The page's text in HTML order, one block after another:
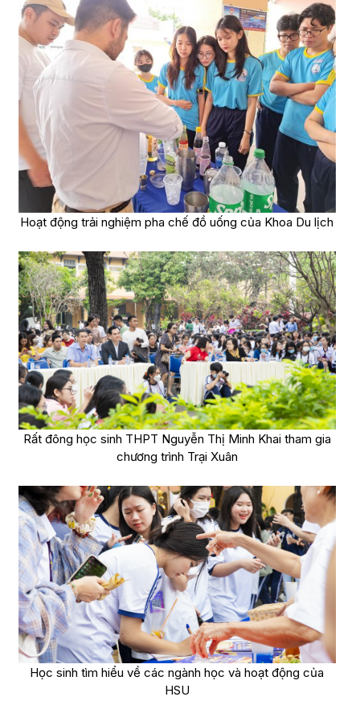
Hoạt động trải nghiệm pha chế đồ uống của Khoa Du lịch
Rất đông học sinh THPT Nguyễn Thị Minh Khai tham gia
chương trình Trại Xuân
Học sinh tìm hiểu về các ngành học và hoạt động của
HSU